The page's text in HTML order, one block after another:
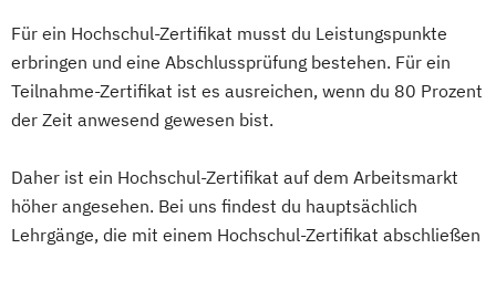
Betriebswirtschaftslehre und Customer
Experience Management
Betriebswirtschaftslehre und Führung
Management
Betriebswirtschaftslehre – Office
Management
Für ein Hochschul-Zertifikat musst du Leistungspunkte
erbringen und eine Abschlussprüfung bestehen. Für ein
Teilnahme-Zertifikat ist es ausreichen, wenn du 80 Prozent
der Zeit anwesend gewesen bist.
Daher ist ein Hochschul-Zertifikat auf dem Arbeitsmarkt
höher angesehen. Bei uns findest du hauptsächlich
Lehrgänge, die mit einem Hochschul-Zertifikat abschließen